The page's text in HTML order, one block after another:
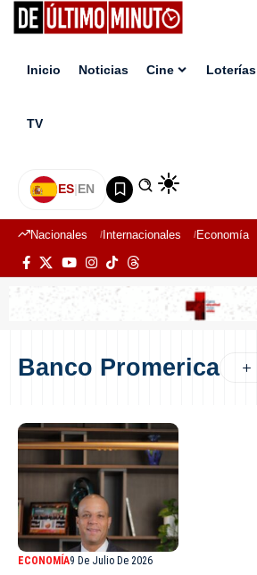
Inicio Noticias Cine Loterías
TV
ES|EN
Nacionales Internacionales Economía
Banco Promerica
ECONOMÍA9 De Julio De 2026